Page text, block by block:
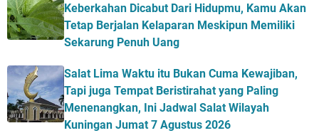
Keberkahan Dicabut Dari Hidupmu, Kamu Akan
Tetap Berjalan Kelaparan Meskipun Memiliki
Sekarung Penuh Uang
Salat Lima Waktu itu Bukan Cuma Kewajiban,
Tapi juga Tempat Beristirahat yang Paling
Menenangkan, Ini Jadwal Salat Wilayah
Kuningan Jumat 7 Agustus 2026